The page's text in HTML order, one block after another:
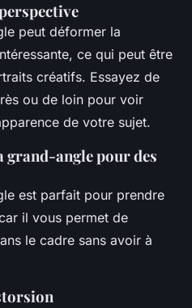
peut déformer la
ce qui peut être
créatifs. Essayez de
ou de loin pour voir
de votre sujet.
angle pour des
est parfait pour prendre
il vous permet de
le cadre sans avoir à